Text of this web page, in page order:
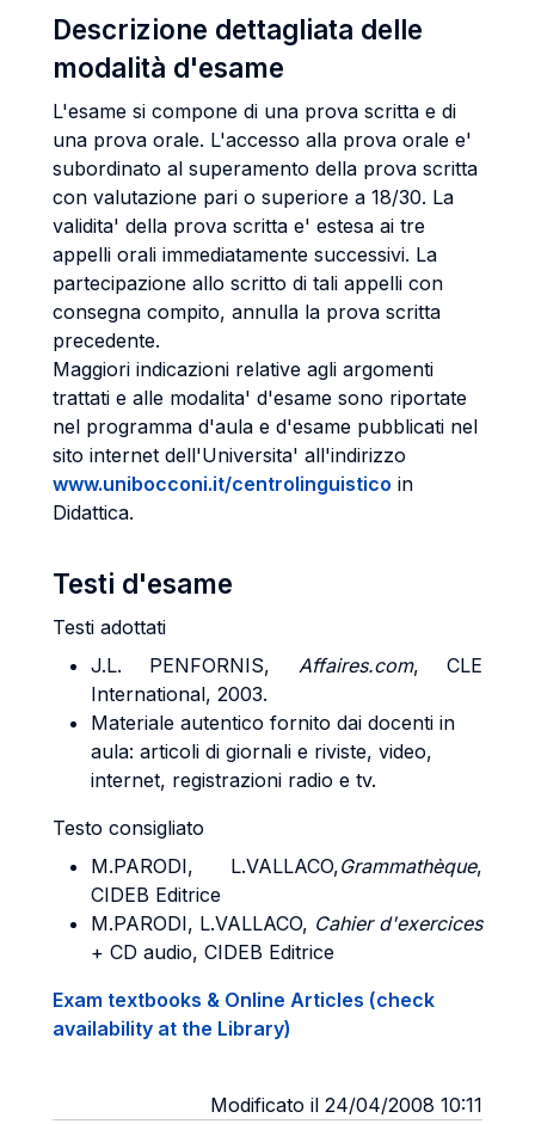
Descrizione dettagliata delle
modalità d'esame
L'esame si compone di una prova scritta e di
una prova orale. L'accesso alla prova orale e'
subordinato al superamento della prova scritta
con valutazione pari o superiore a 18/30. La
validita' della prova scritta e' estesa ai tre
appelli orali immediatamente successivi. La
partecipazione allo scritto di tali appelli con
consegna compito, annulla la prova scritta
precedente.
Maggiori indicazioni relative agli argomenti
trattati e alle modalita' d'esame sono riportate
nel programma d'aula e d'esame pubblicati nel
sito internet dell'Universita' all'indirizzo
www.unibocconi.it/centrolinguistico in
Didattica.
Testi d'esame
Testi adottati
J.L. PENFORNIS, Affaires.com, CLE
International, 2003.
Materiale autentico fornito dai docenti in
aula: articoli di giornali e riviste, video,
internet, registrazioni radio e tv.
Testo consigliato
M.PARODI, L.VALLACO,Grammathèque,
CIDEB Editrice
M.PARODI, L.VALLACO, Cahier d'exercices
+ CD audio, CIDEB Editrice
Exam textbooks & Online Articles (check
availability at the Library)
Modificato il 24/04/2008 10:11